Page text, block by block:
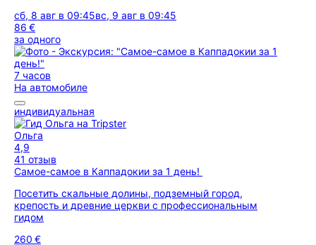
сб, 8 авг в 09:45вс, 9 авг в 09:45
86 €
за одного
7 часов
На автомобиле
индивидуальная
Ольга
4,9
41 отзыв
Самое-самое в Каппадокии за 1 день!
Посетить скальные долины, подземный город,
крепость и древние церкви с профессиональным
гидом
260 €